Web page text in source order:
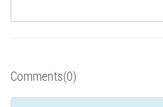
Comments(0)